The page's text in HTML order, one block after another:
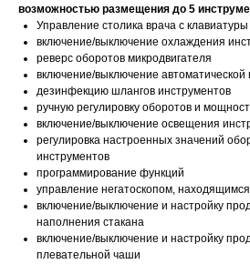
возможностью размещения до 5
Управление столика врача с
включение/выключение охлаждения
реверс оборотов микродвигателя
включение/выключение автоматической
дезинфекцию шлангов инструментов
ручную регулировку оборотов и
включение/выключение освещения
регулировка настроенных значений
инструментов
программирование функций
управление негатоскопом,
включение/выключение и настройку
наполнения стакана
включение/выключение и настройку
плевательной чаши